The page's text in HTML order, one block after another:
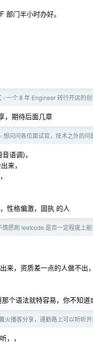
部门半小时办好。
› 一个 8 年 Engineer 转行开店的创
，期待后面几章
› 想问问各位面试官，技术之外的问
语调)，
来，
性格偏激，固执 的人
情愿刷 leetcode 是否一定程度上
来，资质差一点的人做不
个语法就特容易，你不知
火播客分享，通勤路上可以听听
，，